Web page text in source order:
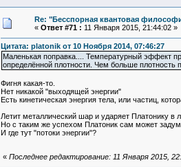
Re: "Бесспорная квантовая
« Ответ #71 : 11 Января 2015, 21:44:02 »
Цитата: platonik от 10 Ноября 2014, 07:46:27
Маленькая поправка.... Температурный эффект
определённой плотности. Чем больше плотность
Фигня какая-то.
Нет никакой "выходящей энергии"
Есть кинетическая энергия тела, или частиц,
Летит металлический шар и ударяет Платонику в
Но с таким же успехом Платоник сам может
И где тут "потоки энергии"?
« Последнее редактирование: 11 Января 2015,